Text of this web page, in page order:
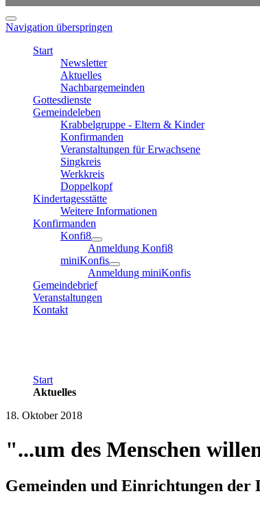
Navigation überspringen
Start
Newsletter
Aktuelles
Nachbargemeinden
Gottesdienste
Gemeindeleben
Krabbelgruppe - Eltern & Kinder
Konfirmanden
Veranstaltungen für Erwachsene
Singkreis
Werkkreis
Doppelkopf
Kindertagesstätte
Weitere Informationen
Konfirmanden
Konfi8
Anmeldung Konfi8
miniKonfis
Anmeldung miniKonfis
Gemeindebrief
Veranstaltungen
Kontakt
Start
Aktuelles
18. Oktober 2018
"...um des Menschen
Gemeinden und Einrichtungen